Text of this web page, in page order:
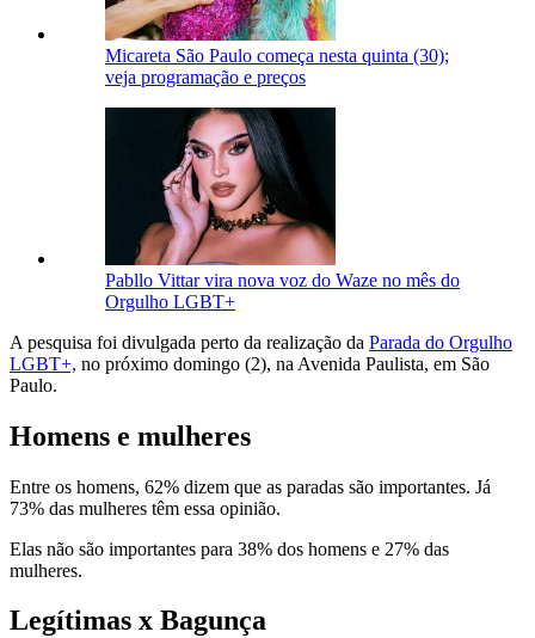
Micareta São Paulo começa nesta quinta (30);
veja programação e preços
Pabllo Vittar vira nova voz do Waze no mês do
Orgulho LGBT+
A pesquisa foi divulgada perto da realização da Parada do Orgulho
LGBT+, no próximo domingo (2), na Avenida Paulista, em São
Paulo.
Homens e mulheres
Entre os homens, 62% dizem que as paradas são importantes. Já
73% das mulheres têm essa opinião.
Elas não são importantes para 38% dos homens e 27% das
mulheres.
Legítimas x Bagunça